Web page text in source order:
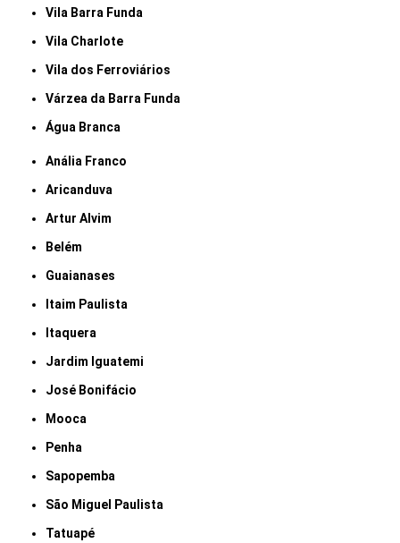
Vila Barra Funda
Vila Charlote
Vila dos Ferroviários
Várzea da Barra Funda
Água Branca
Anália Franco
Aricanduva
Artur Alvim
Belém
Guaianases
Itaim Paulista
Itaquera
Jardim Iguatemi
José Bonifácio
Mooca
Penha
Sapopemba
São Miguel Paulista
Tatuapé